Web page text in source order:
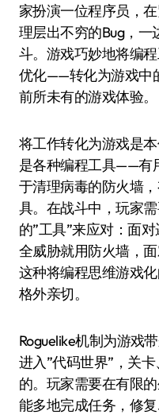
家扮演一位程序员，
理层出不穷的Bug，
斗。游戏巧妙地将编
优化——转化为游戏中
前所未有的游戏体验。
将工作转化为游戏是
是各种编程工具——有
于清理病毒的防火墙
具。在战斗中，玩家
的”工具”来应对：面
全威胁就用防火墙，
这种将编程思维游戏
格外亲切。
Roguelike机制为游戏
进入”代码世界”，关
的。玩家需要在有限
能多地完成任务，修